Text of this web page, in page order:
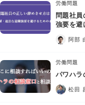
労働問題
問題社
強要を避
阿部
労働問題
パワハラ
松田